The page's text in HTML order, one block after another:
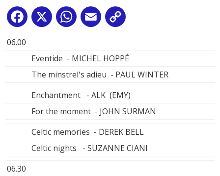
Facebook
X WhatsApp
Email
06.00
Eventide - MICHEL HOPPÉ
The minstrel's adieu - PAUL WINTER
Enchantment - ALK (EMY)
For the moment - JOHN SURMAN
Celtic memories - DEREK BELL
Celtic nights - SUZANNE CIANI
06.30